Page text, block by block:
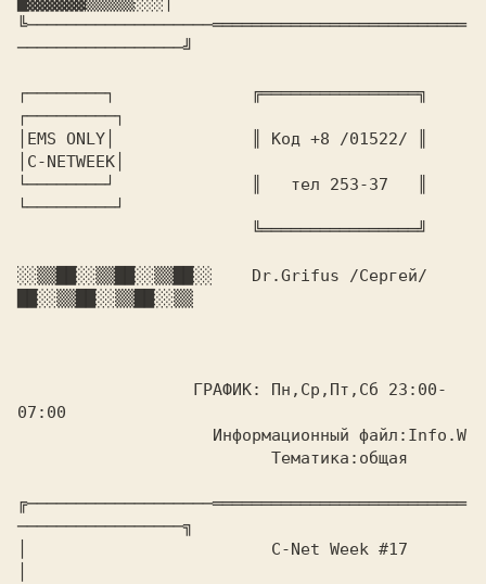
╚───────────────────══════════════════════════
┌────────┐              ╔════════════════╗
┌─────────┐
│EMS ONLY│              ║ Код +8 /01522/ ║
│C-NETWEEK│
└────────┘              ║   тел 253-37   ║
└─────────┘
░░▒▒██░░▒▒██░░▒▒██░░
  Dr.Grifus /Сергей/
██░░▒▒██░░▒▒██░░▒▒
07:00
╔───────────────────══════════════════════════
─────────────────╗